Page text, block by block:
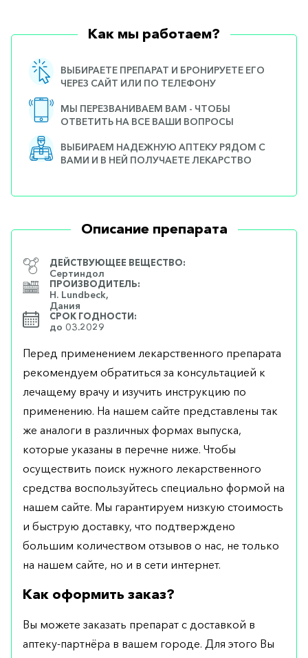
Как мы работаем?
ВЫБИРАЕТЕ ПРЕПАРАТ И БРОНИРУЕТЕ ЕГО
ЧЕРЕЗ САЙТ ИЛИ ПО ТЕЛЕФОНУ
МЫ ПЕРЕЗВАНИВАЕМ ВАМ - ЧТОБЫ
ОТВЕТИТЬ НА ВСЕ ВАШИ ВОПРОСЫ
ВЫБИРАЕМ НАДЕЖНУЮ АПТЕКУ РЯДОМ С
ВАМИ И В НЕЙ ПОЛУЧАЕТЕ ЛЕКАРСТВО
Описание препарата
ДЕЙСТВУЮЩЕЕ ВЕЩЕСТВО:
Сертиндол
ПРОИЗВОДИТЕЛЬ:
H. Lundbeck,
Дания
СРОК ГОДНОСТИ:
до 03.2029
Перед применением лекарственного препарата
рекомендуем обратиться за консультацией к
лечащему врачу и изучить инструкцию по
применению. На нашем сайте представлены так
же аналоги в различных формах выпуска,
которые указаны в перечне ниже. Чтобы
осуществить поиск нужного лекарственного
средства воспользуйтесь специально формой на
нашем сайте. Мы гарантируем низкую стоимость
и быструю доставку, что подтверждено
большим количеством отзывов о нас, не только
на нашем сайте, но и в сети интернет.
Как оформить заказ?
Вы можете заказать препарат с доставкой в
аптеку-партнёра в вашем городе. Для этого Вы